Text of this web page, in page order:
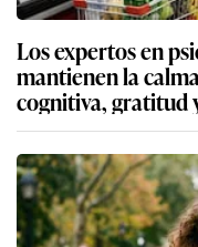
Los expertos en
mantienen la
cognitiva, gratitud